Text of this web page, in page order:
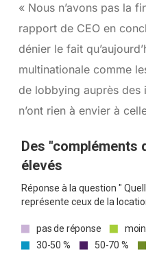
« Nous n’avons pas la
rapport de CEO en
dénier le fait
multinationale comme
de lobbying auprès des
n’ont rien à envier à